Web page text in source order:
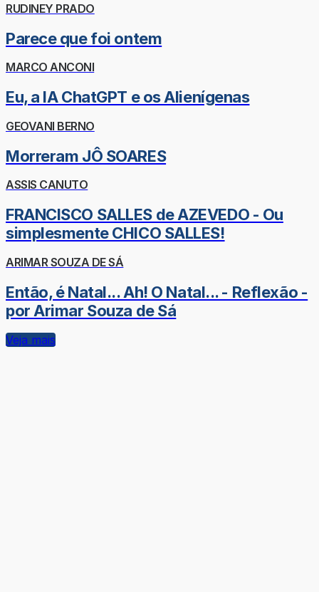
RUDINEY PRADO
Parece que foi ontem
MARCO ANCONI
Eu, a IA ChatGPT e os Alienígenas
GEOVANI BERNO
Morreram JÔ SOARES
ASSIS CANUTO
FRANCISCO SALLES de AZEVEDO - Ou
simplesmente CHICO SALLES!
ARIMAR SOUZA DE SÁ
Então, é Natal... Ah! O Natal... - Reflexão -
por Arimar Souza de Sá
Veja mais